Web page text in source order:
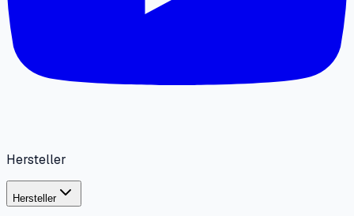
Hersteller
Hersteller